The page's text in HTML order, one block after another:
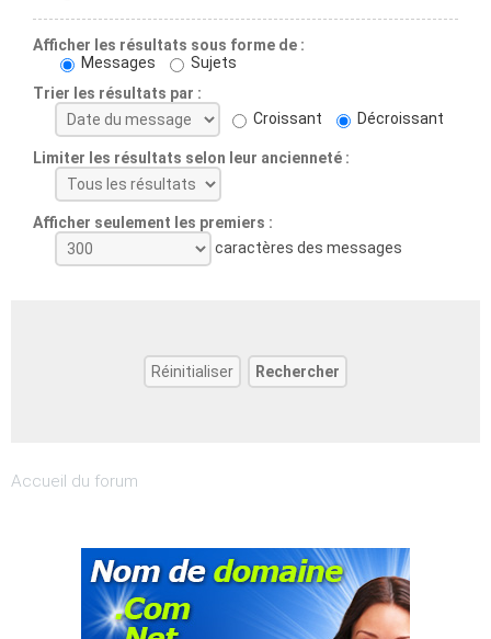
Afficher les résultats sous forme de :
Messages
Sujets
Trier les résultats par :
Croissant
Décroissant
Limiter les résultats selon leur ancienneté :
Afficher seulement les premiers :
caractères des messages
Accueil du forum